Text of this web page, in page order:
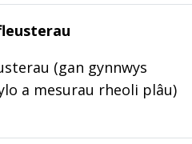
(gan gynnwys
a mesurau rheoli plâu)